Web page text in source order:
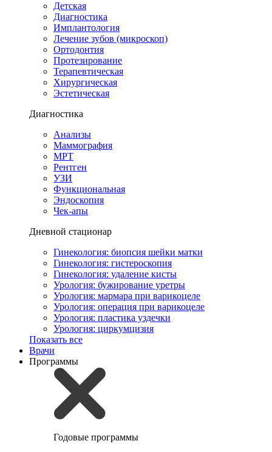
Детская
Диагностика
Имплантология
Лечение зубов (микроскоп)
Ортодонтия
Протезирование
Терапевтическая
Хирургическая
Эстетическая
Диагностика
Анализы
Маммография
МРТ
Рентген
УЗИ
Функциональная
Эндоскопия
Чек-апы
Дневной стационар
Гинекология: биопсия шейки матки
Гинекология: гистероскопия
Гинекология: удаление кисты
Урология: бужирование уретры
Урология: мармара при варикоцеле
Урология: операция при варикоцеле
Урология: пластика уздечки
Урология: циркумцизия
Показать все
Врачи
Программы
Годовые программы